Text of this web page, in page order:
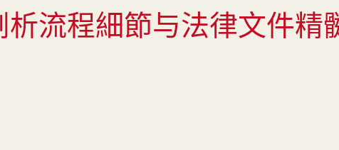
流程細節与法律文件精